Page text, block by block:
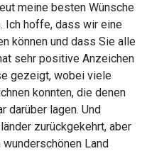
meine besten Wünsche
Ich hoffe, dass wir eine
können und dass Sie alle
sehr positive Anzeichen
gezeigt, wobei viele
konnten, die denen
darüber lagen. Und
zurückgekehrt, aber
Land